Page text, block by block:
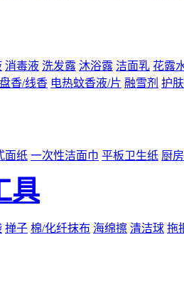
消毒液 洗发露 沐浴露 洁面乳 花露
盘香/线香 电热蚊香液/片 融雪剂 护
面纸 一次性洁面巾 平板卫生纸 厨
具
掸子 棉/化纤抹布 海绵擦 清洁球 拖